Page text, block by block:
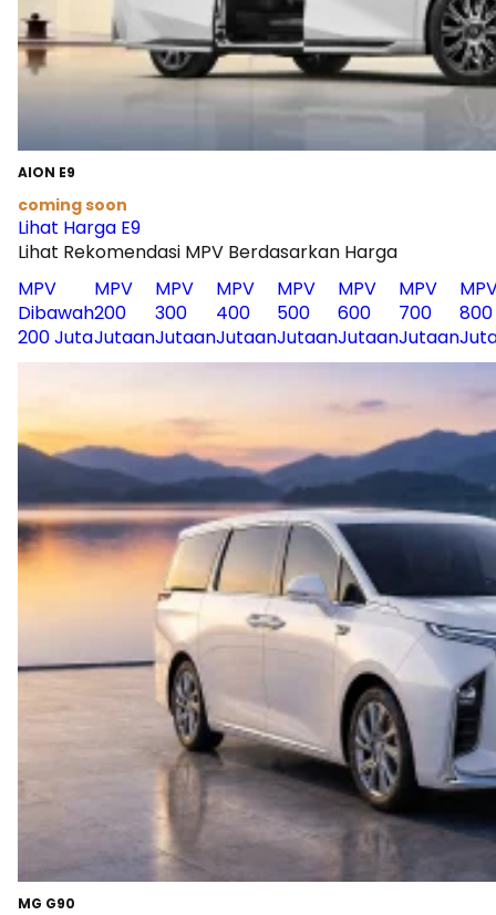
AION E9
coming soon
Lihat Harga E9
Lihat Rekomendasi MPV Berdasarkan Harga
MPV
Dibawah
200 Juta
MPV
200
Jutaan
MPV
300
Jutaan
MPV
400
Jutaan
MPV
500
Jutaan
MPV
600
Jutaan
MPV
700
Jutaan
800
MG G90